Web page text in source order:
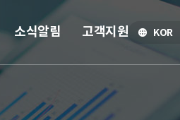
KOR언
소식알림 고객지원